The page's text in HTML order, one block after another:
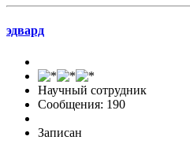
эдвард
Научный сотрудник
Сообщения: 190
Записан